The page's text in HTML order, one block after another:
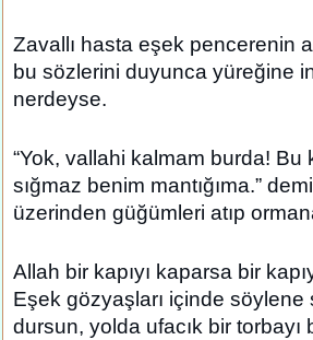
Zavallı hasta eşek pencerenin
bu sözlerini duyunca yüreğine
nerdeyse.
“Yok, vallahi kalmam burda! Bu
sığmaz benim mantığıma.”
üzerinden güğümleri atıp
Allah bir kapıyı kaparsa bir
Eşek gözyaşları içinde
dursun, yolda ufacık bir torbayı